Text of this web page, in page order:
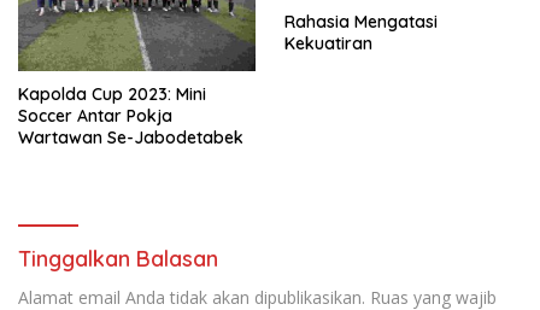
Kapolda Cup 2023: Mini
Soccer Antar Pokja
Wartawan Se-Jabodetabek
Rahasia Mengatasi
Kekuatiran
Tinggalkan Balasan
Alamat email Anda tidak akan dipublikasikan. Ruas yang wajib